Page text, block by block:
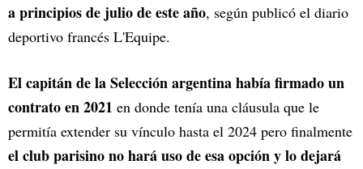
a principios de julio de este año, según publicó el diario
deportivo francés L'Equipe.
El capitán de la Selección argentina había firmado un
contrato en 2021 en donde tenía una cláusula que le
permitía extender su vínculo hasta el 2024 pero finalmente
el club parisino no hará uso de esa opción y lo dejará